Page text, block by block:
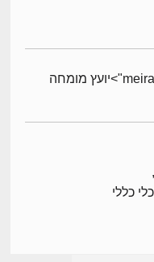
ארז מירב -meirav.com" target="_blank">יועץ מומחה
כללי